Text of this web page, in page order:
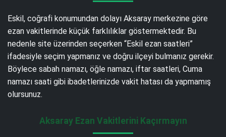
Eskil, coğrafi konumundan dolayı Aksaray merkezine göre
ezan vakitlerinde küçük farklılıklar göstermektedir. Bu
nedenle site üzerinden seçerken “Eskil ezan saatleri”
ifadesiyle seçim yapmanız ve doğru ilçeyi bulmanız gerekir.
Böylece sabah namazı, öğle namazı, iftar saatleri, Cuma
namazı saati gibi ibadetlerinizde vakit hatası da yapmamış
olursunuz.
Aksaray Ezan Vakitlerini Kaçırmayın